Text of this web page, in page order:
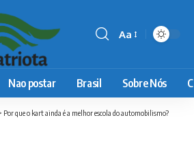
Font
Aa
Nao postar Brasil Sobre Nós
Por que o kart ainda é a melhor escola do automobilismo?